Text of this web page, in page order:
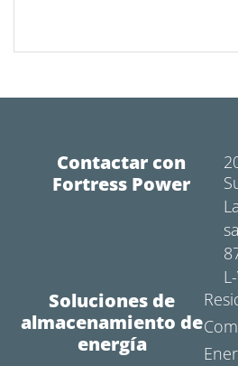
Contactar con
Fortress Power
Soluciones de
almacenamiento de
energía